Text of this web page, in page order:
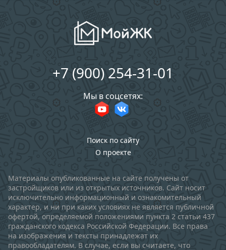
+7 (900) 254-31-01
Мы в соцсетях:
Поиск по сайту
О проекте